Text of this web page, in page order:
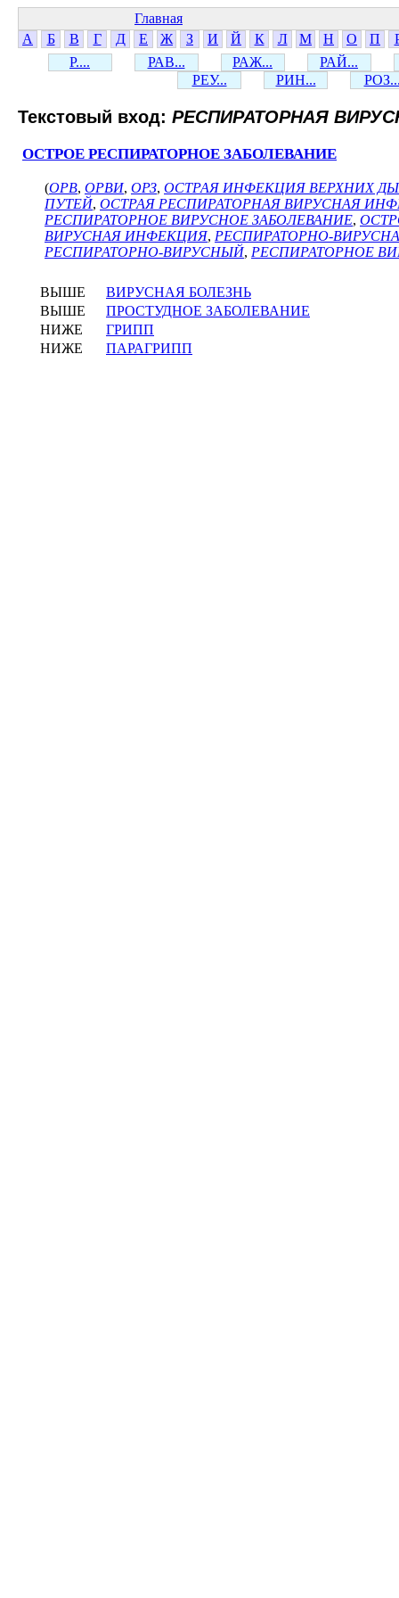
Главная
А
Б В Г Д Е Ж З И Й К Л М Н О П
Р....
РАВ... РАЖ...
РАЙ...
РЕУ...
РИН...
Текстовый вход: РЕСПИРАТОРНАЯ
ОСТРОЕ РЕСПИРАТОРНОЕ ЗАБОЛЕВАНИЕ
(ОРВ, ОРВИ, ОРЗ, ОСТРАЯ ИНФЕКЦИЯ ВЕРХНИХ
ПУТЕЙ, ОСТРАЯ РЕСПИРАТОРНАЯ ВИРУСНАЯ
РЕСПИРАТОРНОЕ ВИРУСНОЕ ЗАБОЛЕВАНИЕ,
ВИРУСНАЯ ИНФЕКЦИЯ, РЕСПИРАТОРНО-
РЕСПИРАТОРНО-ВИРУСНЫЙ, РЕСПИРАТОРНОЕ
ВЫШЕ
ВИРУСНАЯ БОЛЕЗНЬ
ВЫШЕ
ПРОСТУДНОЕ ЗАБОЛЕВАНИЕ
НИЖЕ
ГРИПП
НИЖЕ
ПАРАГРИПП